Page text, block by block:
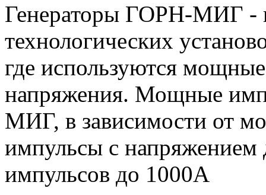
Генераторы ГОРН-МИГ -
технологических
где используются
напряжения. Мощные
МИГ, в зависимости от
импульсы c
импульсов до 1000А